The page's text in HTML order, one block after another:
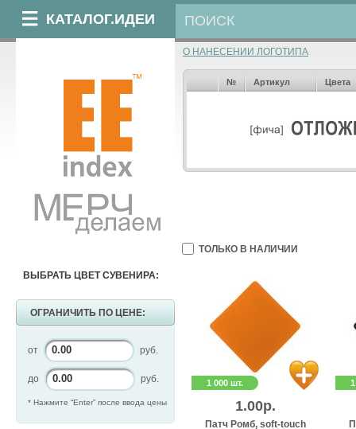
КАТАЛОГ.ИДЕИ
ВЫБРАТЬ ЦВЕТ СУВЕНИРА:
ОГРАНИЧИТЬ ПО ЦЕНЕ:
от руб.
до руб.
* Нажмите “Enter” после ввода цены
О НАНЕСЕНИИ ЛОГОТИПА
№ Артикул Цвета
ТОЛЬКО В НАЛИЧИИ
1 000 шт.
1.00р.
Патч Ромб, soft-touch